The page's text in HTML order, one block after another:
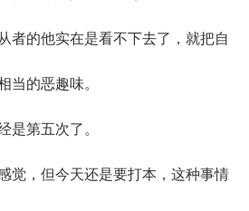
者的他实在是看不下去了，就把自
当的恶趣味。
第五次了。
，但今天还是要打本，这种事情